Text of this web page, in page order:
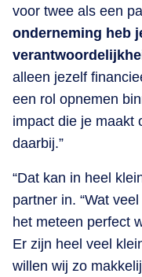
voor twee als een
onderneming heb
alleen jezelf
een rol opnemen
impact die je maakt
daarbij.”
“Dat kan in heel
partner in. “Wat
het meteen perfect
Er zijn heel veel
willen wij zo